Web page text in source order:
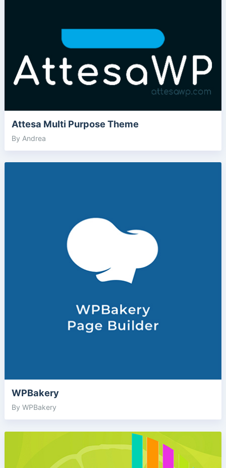
Attesa Multi Purpose Theme
By Andrea
WPBakery
By WPBakery